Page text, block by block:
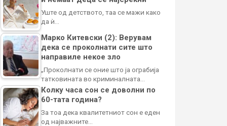
Уште од детството, таа се мажи како
да ѝ…
Марко Китевски (2): Верувам
дека се проколнати сите што
направиле некое зло
„Проколнати се оние што ја ограбија
татковината во криминалната…
Колку часа сон се доволни по
60-тата година?
За тоа дека квалитетниот сон е еден
од најважните…